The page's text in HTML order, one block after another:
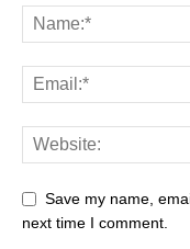
Save my name,
next time I comment.